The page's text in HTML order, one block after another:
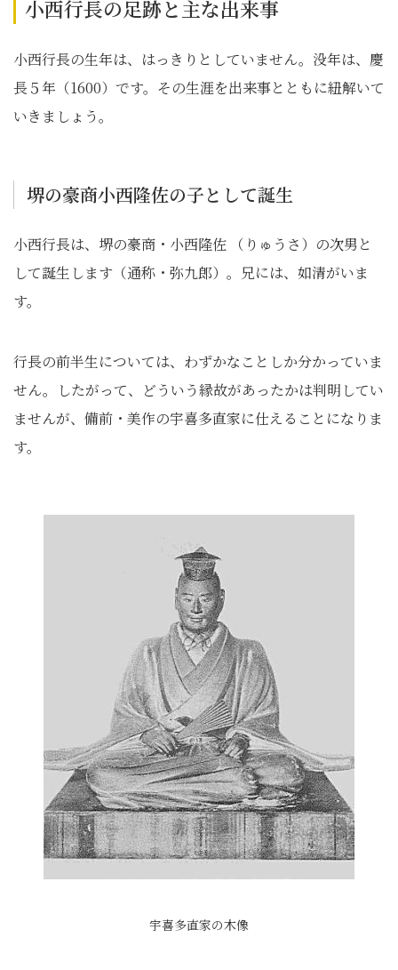
小西行長の足跡と主な出来事
小西行長の生年は、はっきりとしていません。没年は、慶
長５年（1600）です。その生涯を出来事とともに紐解いて
いきましょう。
堺の豪商小西隆佐の子として誕生
小西行長は、堺の豪商・小西隆佐 （りゅうさ）の次男と
して誕生します（通称・弥九郎）。兄には、如清がいま
す。
行長の前半生については、わずかなことしか分かっていま
せん。したがって、どういう縁故があったかは判明してい
ませんが、備前・美作の宇喜多直家に仕えることになりま
す。
宇喜多直家の木像